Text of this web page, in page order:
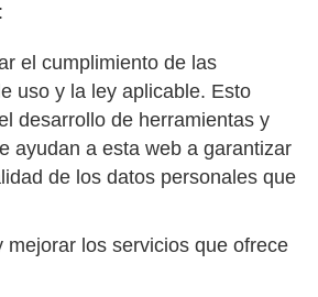
el cumplimiento de las
uso y la ley aplicable. Esto
desarrollo de herramientas y
ayudan a esta web a garantizar
de los datos personales que
mejorar los servicios que ofrece